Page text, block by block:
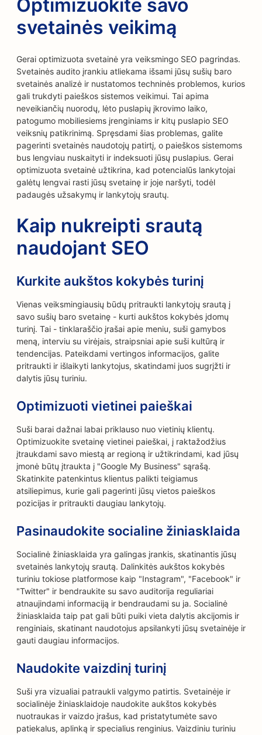
Optimizuokite savo
svetainės veikimą
Gerai optimizuota svetainė yra veiksmingo SEO pagrindas.
Svetainės audito įrankiu atliekama išsami jūsų sušių baro
svetainės analizė ir nustatomos techninės problemos, kurios
gali trukdyti paieškos sistemos veikimui. Tai apima
neveikiančių nuorodų, lėto puslapių įkrovimo laiko,
patogumo mobiliesiems įrenginiams ir kitų puslapio SEO
veiksnių patikrinimą. Spręsdami šias problemas, galite
pagerinti svetainės naudotojų patirtį, o paieškos sistemoms
bus lengviau nuskaityti ir indeksuoti jūsų puslapius. Gerai
optimizuota svetainė užtikrina, kad potencialūs lankytojai
galėtų lengvai rasti jūsų svetainę ir joje naršyti, todėl
padaugės užsakymų ir lankytojų srautų.
Kaip nukreipti srautą
naudojant SEO
Kurkite aukštos kokybės turinį
Vienas veiksmingiausių būdų pritraukti lankytojų srautą į
savo sušių baro svetainę - kurti aukštos kokybės įdomų
turinį. Tai - tinklaraščio įrašai apie meniu, suši gamybos
meną, interviu su virėjais, straipsniai apie suši kultūrą ir
tendencijas. Pateikdami vertingos informacijos, galite
pritraukti ir išlaikyti lankytojus, skatindami juos sugrįžti ir
dalytis jūsų turiniu.
Optimizuoti vietinei paieškai
Suši barai dažnai labai priklauso nuo vietinių klientų.
Optimizuokite svetainę vietinei paieškai, į raktažodžius
įtraukdami savo miestą ar regioną ir užtikrindami, kad jūsų
įmonė būtų įtraukta į "Google My Business" sąrašą.
Skatinkite patenkintus klientus palikti teigiamus
atsiliepimus, kurie gali pagerinti jūsų vietos paieškos
pozicijas ir pritraukti daugiau lankytojų.
Pasinaudokite socialine žiniasklaida
Socialinė žiniasklaida yra galingas įrankis, skatinantis jūsų
svetainės lankytojų srautą. Dalinkitės aukštos kokybės
turiniu tokiose platformose kaip "Instagram", "Facebook" ir
"Twitter" ir bendraukite su savo auditorija reguliariai
atnaujindami informaciją ir bendraudami su ja. Socialinė
žiniasklaida taip pat gali būti puiki vieta dalytis akcijomis ir
renginiais, skatinant naudotojus apsilankyti jūsų svetainėje ir
gauti daugiau informacijos.
Naudokite vaizdinį turinį
Suši yra vizualiai patraukli valgymo patirtis. Svetainėje ir
socialinėje žiniasklaidoje naudokite aukštos kokybės
nuotraukas ir vaizdo įrašus, kad pristatytumėte savo
patiekalus, aplinką ir specialius renginius. Vaizdiniu turiniu